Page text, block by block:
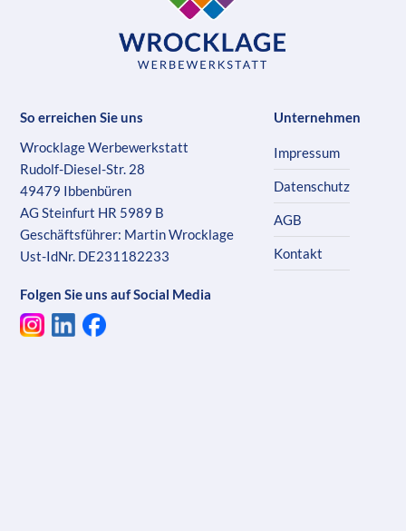
So erreichen Sie uns
Wrocklage Werbewerkstatt
Rudolf-Diesel-Str. 28
49479 Ibbenbüren
AG Steinfurt HR 5989 B
Geschäftsführer: Martin Wrocklage
Ust-IdNr. DE231182233
Folgen Sie uns auf Social Media
Unternehmen
Impressum
Datenschutz
AGB
Kontakt